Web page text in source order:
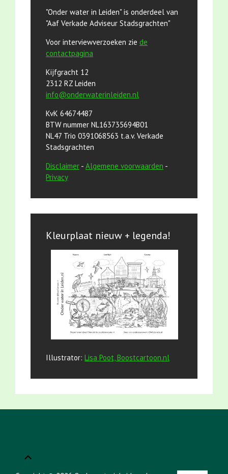
"Onder water in Leiden" is onderdeel van
"Aaf Verkade Adviseur Stadsgrachten"
Voor interviewverzoeken zie de
contactpagina
Kijfgracht 12
2312 RZ Leiden
info@onderwaterinleiden.nl
KvK 64674487
BTW nummer NL163735694B01
NL47 Trio 0391068563 t.a.v. Verkade
Stadsgrachten
Disclaimer - Algemene voorwaarden -
Privacy
Kleurplaat nieuw + legenda!
Illustrator: Lisa Poot, Boostcartoon.nl